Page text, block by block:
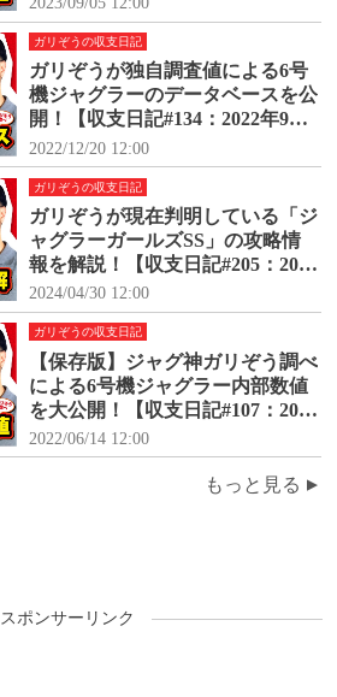
(火)～6月12日(月)】
ガリぞうの収支日記
ガリぞうが独自調査値による6号
機ジャグラーのデータベースを公
開！【収支日記#134：2022年9月2
0日(火)～9月26日(月)】
2022/12/20 12:00
ガリぞうの収支日記
ガリぞうが現在判明している「ジ
ャグラーガールズSS」の攻略情
報を解説！【収支日記#205：2024
年1月30日(火)～2024年2月5日
(月)】
2024/04/30 12:00
ガリぞうの収支日記
【保存版】ジャグ神ガリぞう調べ
による6号機ジャグラー内部数値
を大公開！【収支日記#107：2022
年3月15日(火)～3月21日(月)】
2022/06/14 12:00
もっと見る
スポンサーリンク